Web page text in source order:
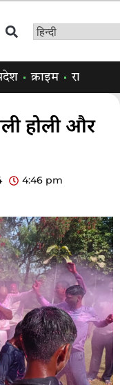
क्राइम राजनीति
होली और
4:46 pm